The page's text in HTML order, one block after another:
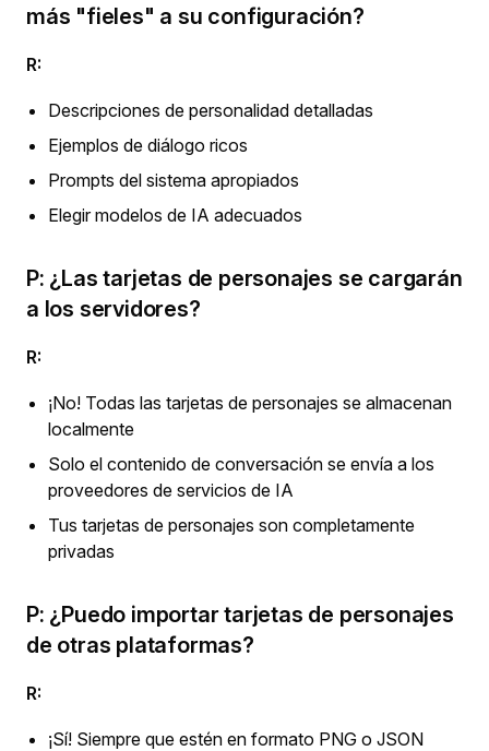
más "fieles" a su configuración?
R:
Descripciones de personalidad detalladas
Ejemplos de diálogo ricos
Prompts del sistema apropiados
Elegir modelos de IA adecuados
P: ¿Las tarjetas de personajes se cargarán
a los servidores?
R:
¡No! Todas las tarjetas de personajes se almacenan
localmente
Solo el contenido de conversación se envía a los
proveedores de servicios de IA
Tus tarjetas de personajes son completamente
privadas
P: ¿Puedo importar tarjetas de personajes
de otras plataformas?
R:
¡Sí! Siempre que estén en formato PNG o JSON